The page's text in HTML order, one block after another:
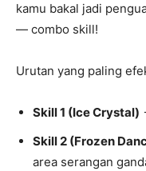
kamu bakal jadi
— combo skill!
Urutan yang paling
Skill 1 (Ice Crystal)
Skill 2 (Frozen
area serangan